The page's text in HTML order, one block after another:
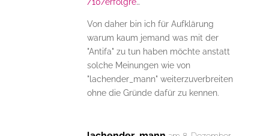
Von daher bin ich für Aufklärung
warum kaum jemand was mit der
"Antifa" zu tun haben möchte anstatt
solche Meinungen wie von
"lachender_mann" weiterzuverbreiten
ohne die Gründe dafür zu kennen.